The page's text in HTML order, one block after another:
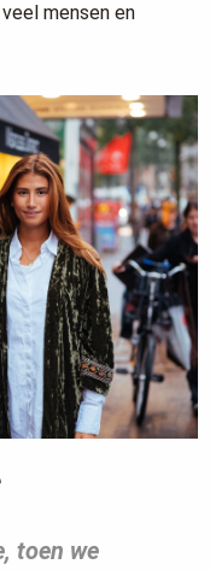
mensen en
toen we